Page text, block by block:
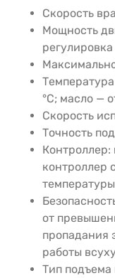
Скорость
Мощность
°C; масло —
Скорость
Точность
контроллер
температуры
от
пропадания
работы
Тип